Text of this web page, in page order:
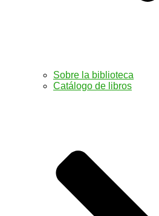
Sobre la biblioteca
Catálogo de libros